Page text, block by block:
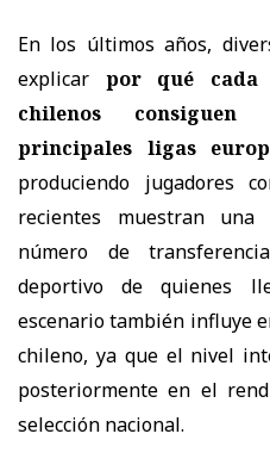
En los últimos años,
explicar por qué cada
chilenos
principales ligas
produciendo jugadores
recientes muestran
número de
deportivo de quienes
escenario también influye
chileno, ya que el nivel
posteriormente en el
selección nacional.